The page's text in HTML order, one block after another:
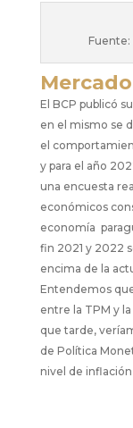
Fuente:
El BCP publicó
en el mismo se
el
y para el año
una encuesta
económicos
economía
fin 2021 y 2022
encima de la
Entendemos
entre la TPM y
que tarde,
de Política
nivel de inflación